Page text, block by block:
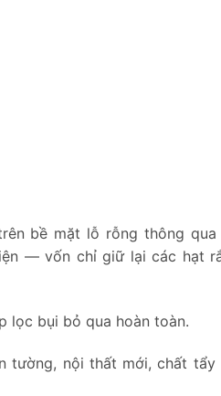
bề mặt lỗ rỗng thông
— vốn chỉ giữ lại các hạt
lọc bụi bỏ qua hoàn toàn.
tường, nội thất mới, chất